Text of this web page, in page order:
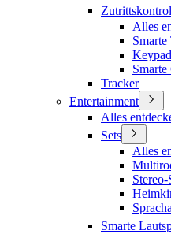
Alles
Smarte
Tracker
Entertainment
Alles
Sets
Alles
Stereo-
Smarte